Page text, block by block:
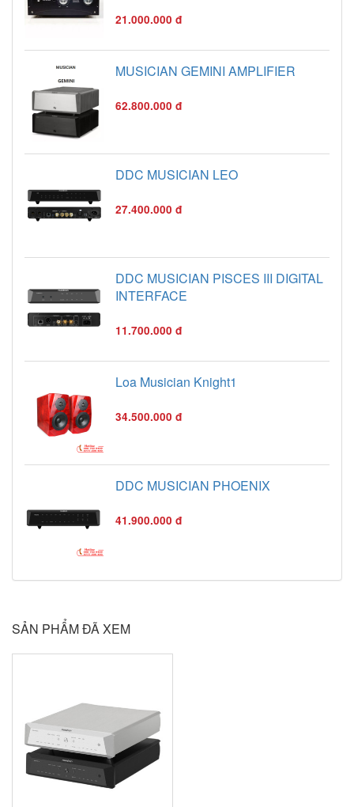
21.000.000 đ
MUSICIAN GEMINI AMPLIFIER
62.800.000 đ
DDC MUSICIAN LEO
27.400.000 đ
DDC MUSICIAN PISCES III DIGITAL
INTERFACE
11.700.000 đ
Loa Musician Knight1
34.500.000 đ
DDC MUSICIAN PHOENIX
41.900.000 đ
SẢN PHẨM ĐÃ XEM